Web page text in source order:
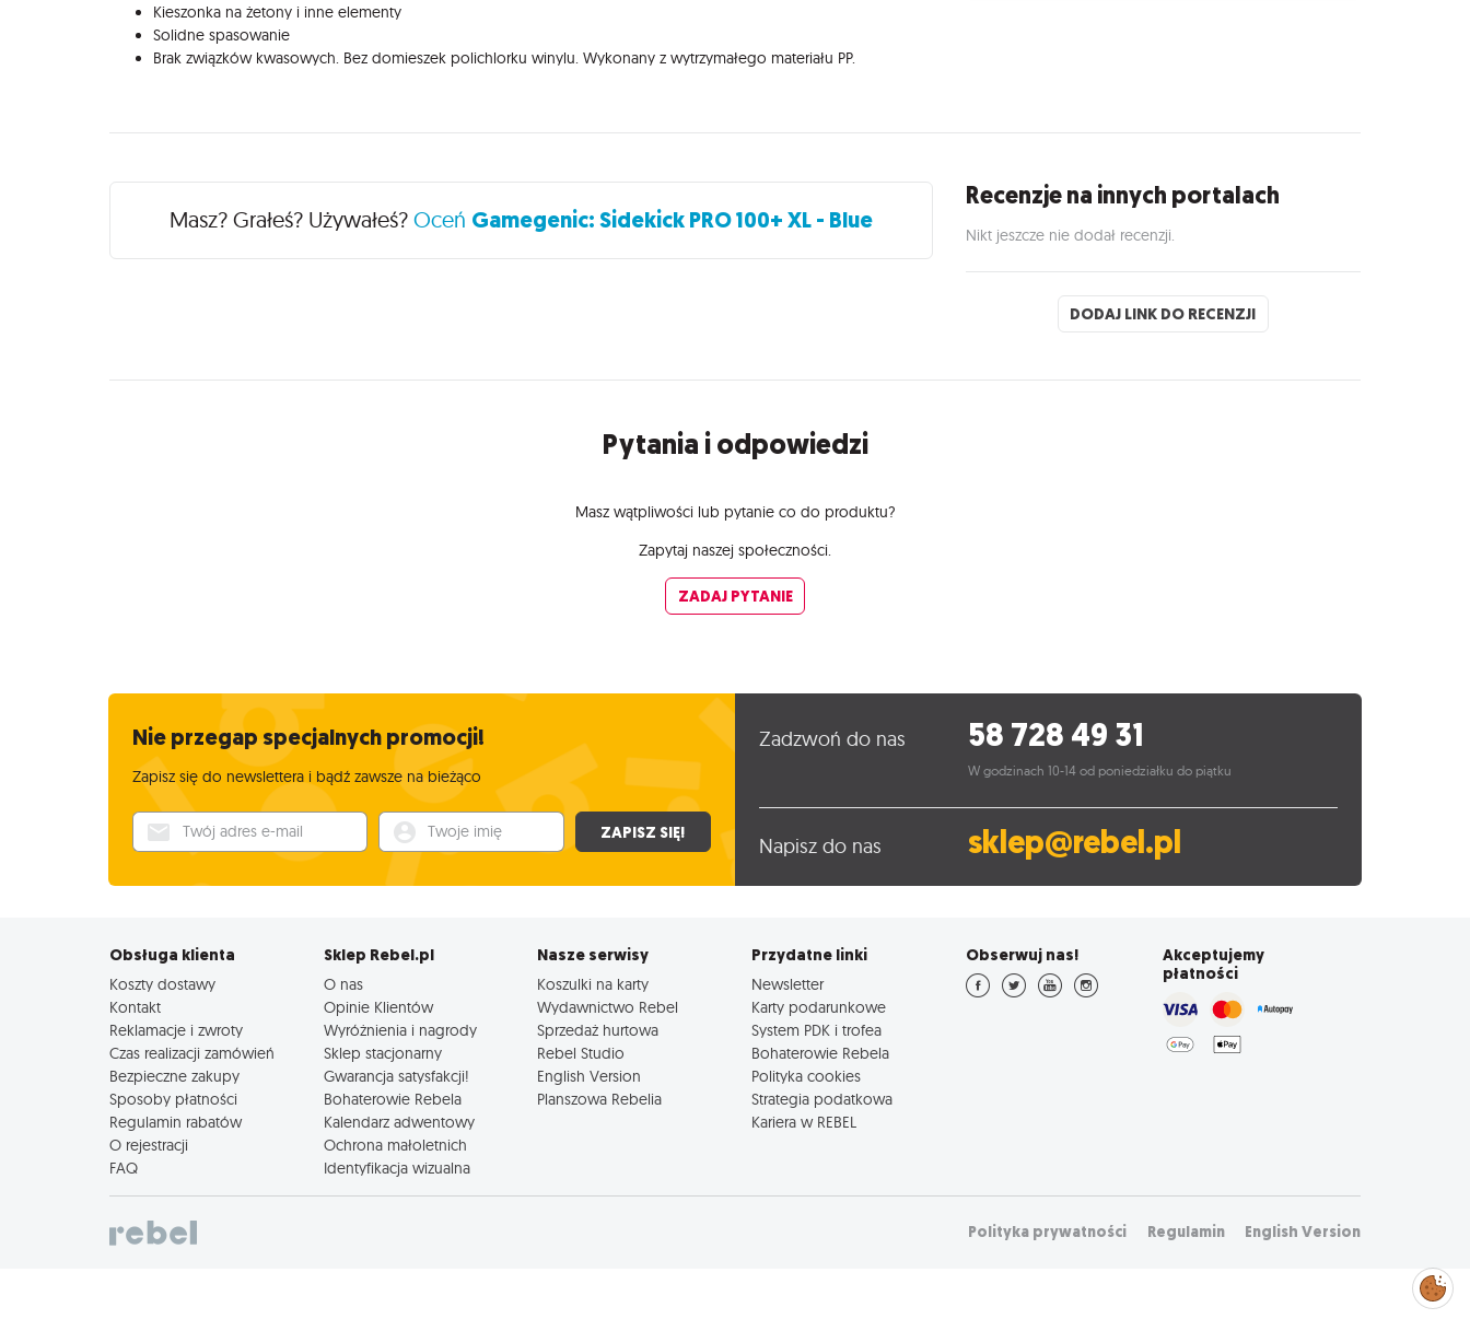
Kieszonka na żetony i inne elementy
Solidne spasowanie
Brak związków kwasowych. Bez domieszek polichlorku winylu. Wykonany z wytrzymałego materiału PP.
Recenzje
Masz? Grałeś? Używałeś? Oceń Gamegenic: Sidekick PRO 100+ XL - Blue
Recenzje na innych portalach
Nikt jeszcze nie dodał recenzji.
DODAJ LINK DO RECENZJI
Pytania i odpowiedzi
Masz wątpliwości lub pytanie co do produktu?
Zapytaj naszej społeczności.
ZADAJ PYTANIE
Nie przegap specjalnych promocji!
Zapisz się do newslettera i bądź zawsze na bieżąco
Twój adres e-mail Twoje imię ZAPISZ SIĘ!
Zadzwoń do nas 58 728 49 31
W godzinach 10-14 od poniedziałku do piątku
Napisz do nas sklep@rebel.pl
Obsługa klienta
Koszty dostawy
Kontakt
Reklamacje i zwroty
Czas realizacji zamówień
Bezpieczne zakupy
Sposoby płatności
Regulamin rabatów
O rejestracji
FAQ
Sklep Rebel.pl
O nas
Opinie Klientów
Wyróżnienia i nagrody
Sklep stacjonarny
Gwarancja satysfakcji!
Bohaterowie Rebela
Kalendarz adwentowy
Ochrona małoletnich
Identyfikacja wizualna
Nasze serwisy
Koszulki na karty
Wydawnictwo Rebel
Sprzedaż hurtowa
Rebel Studio
English Version
Planszowa Rebelia
Przydatne linki
Newsletter
Karty podarunkowe
System PDK i trofea
Bohaterowie Rebela
Polityka cookies
Strategia podatkowa
Kariera w REBEL
Obserwuj nas!
Akceptujemy
płatności
Polityka prywatności Regulamin English Version
Zarządzaj
preferencjami
cookies